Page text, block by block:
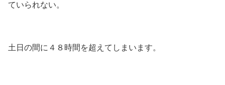
ていられない。
土日の間に４８時間を超えてしまいます。